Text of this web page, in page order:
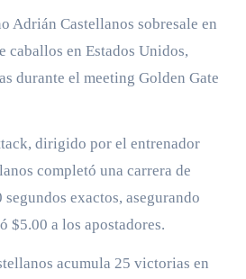
Adrián Castellanos sobresale en
caballos en Estados Unidos,
durante el meeting Golden Gate
dirigido por el entrenador
completó una carrera de
exactos, asegurando
$5.00 a los apostadores.
acumula 25 victorias en